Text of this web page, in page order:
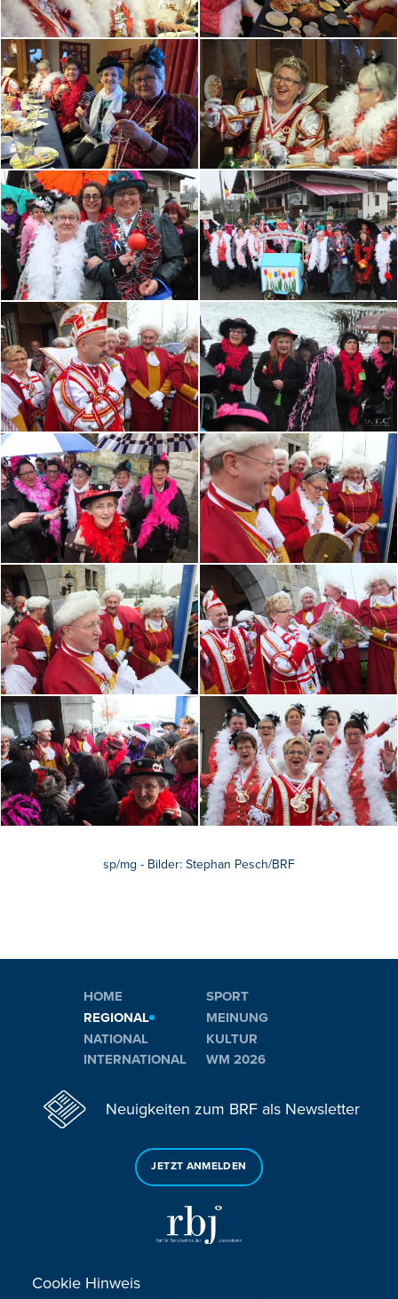
sp/mg - Bilder: Stephan Pesch/BRF
HOME
REGIONAL
NATIONAL
INTERNATIONAL
SPORT
MEINUNG
KULTUR
WM 2026
Neuigkeiten zum BRF als Newsletter
JETZT ANMELDEN
Sie haben noch Fragen oder Anmerkungen?
Cookie Hinweis